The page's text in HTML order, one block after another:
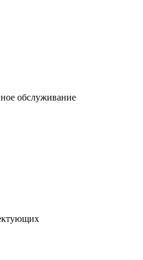
обслуживание